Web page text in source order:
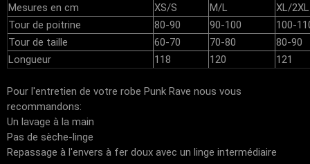
Mesures en cm
XS/S M/L
XL/2XL
Tour de poitrine
80-90 90-100
100-
Tour de taille
60-70 70-80
80-90
Longueur
118 120 121
Pour l'entretien de votre robe Punk Rave nous vous
recommandons:
Un lavage à la main
Pas de sèche-linge
Repassage à l'envers à fer doux avec un linge intermédiaire